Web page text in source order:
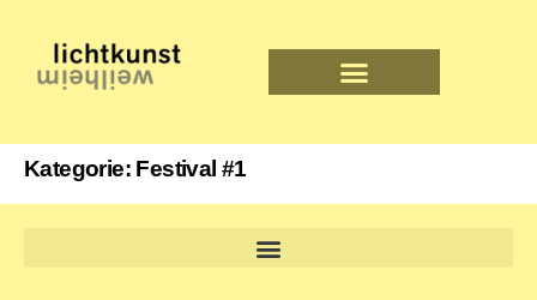
Kategorie: Festival #1